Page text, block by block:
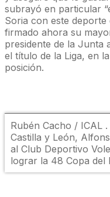
subrayó en particular
Soria con este
firmado ahora su
presidente de la Junta
el título de la Liga, en
posición.
Rubén Cacho / ICAL
Castilla y León,
al Club Deportivo
lograr la 48 Copa del